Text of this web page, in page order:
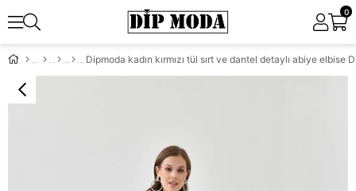
0
Dipmoda kadın kırmızı tül sırt ve dantel detaylı abiye elbise